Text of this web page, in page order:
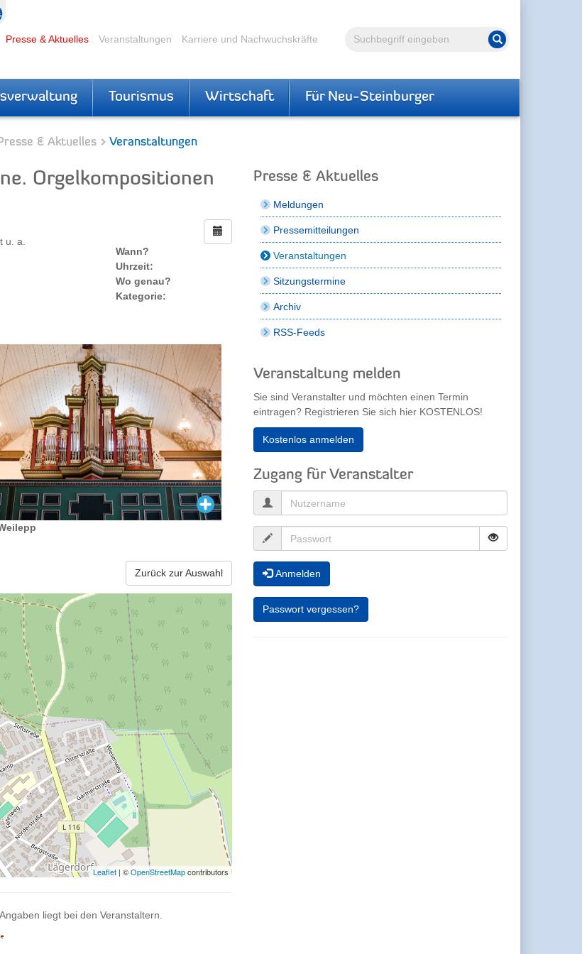
Volltextsuche Suche starten
Presse & Aktuelles Veranstaltungen Karriere und Nachwuchskräfte
Tourismus Wirtschaft Für Neu-Steinburger
& Aktuelles Veranstaltungen
Orgelkompositionen
u. a.
Wann?
Uhrzeit:
Wo genau?
Kategorie:
Zurück zur Auswahl
Leaflet | ©OpenStreetMapcontributors
liegt bei den Veranstaltern.
Presse & Aktuelles
Meldungen
Pressemitteilungen
Veranstaltungen
Sitzungstermine
Archiv
RSS-Feeds
Veranstaltung melden
Sie sind Veranstalter und möchten einen Termin
eintragen? Registrieren Sie sich hier KOSTENLOS!
Kostenlos anmelden
Zugang für Veranstalter
Anmelden
Passwort vergessen?